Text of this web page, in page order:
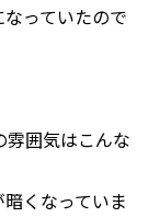
っていたので
囲気はこんな
くなっていま